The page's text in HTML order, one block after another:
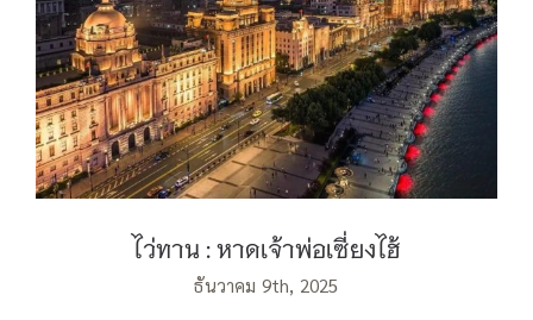
ไว่ทาน : หาดเจ้าพ่อเซี่ยงไฮ้
ไว่ทาน : หาดเจ้าพ่อเซี่ยงไฮ้
ธันวาคม 9th, 2025